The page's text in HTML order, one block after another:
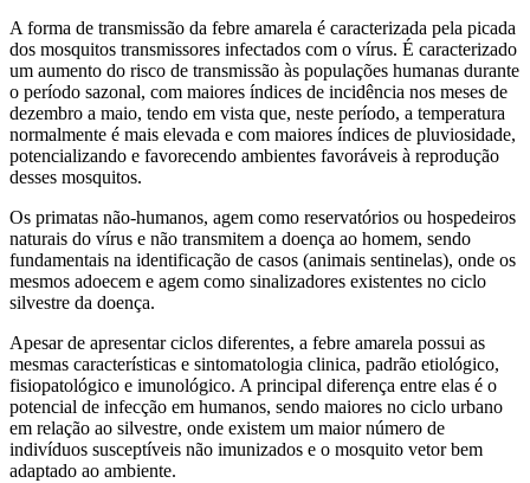
A forma de transmissão da febre amarela é caracterizada pela picada
dos mosquitos transmissores infectados com o vírus. É caracterizado
um aumento do risco de transmissão às populações humanas durante
o período sazonal, com maiores índices de incidência nos meses de
dezembro a maio, tendo em vista que, neste período, a temperatura
normalmente é mais elevada e com maiores índices de pluviosidade,
potencializando e favorecendo ambientes favoráveis à reprodução
desses mosquitos.
Os primatas não-humanos, agem como reservatórios ou hospedeiros
naturais do vírus e não transmitem a doença ao homem, sendo
fundamentais na identificação de casos (animais sentinelas), onde os
mesmos adoecem e agem como sinalizadores existentes no ciclo
silvestre da doença.
Apesar de apresentar ciclos diferentes, a febre amarela possui as
mesmas características e sintomatologia clinica, padrão etiológico,
fisiopatológico e imunológico. A principal diferença entre elas é o
potencial de infecção em humanos, sendo maiores no ciclo urbano
em relação ao silvestre, onde existem um maior número de
indivíduos susceptíveis não imunizados e o mosquito vetor bem
adaptado ao ambiente.